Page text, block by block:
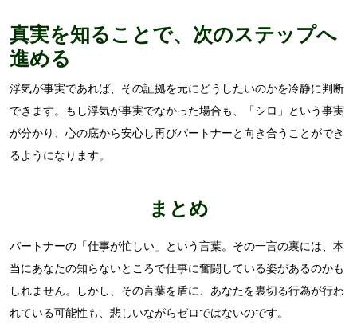
真実を知ることで、次のステップへ
進める
浮気が事実であれば、その証拠を元にどうしたいのかを冷静に判断
できます。もし浮気が事実でなかった場合も、「シロ」という事実
が分かり、心の底から安心し再びパートナーと向き合うことができ
るようになります。
まとめ
パートナーの「仕事が忙しい」という言葉。その一言の裏には、本
当にあなたの知らないところで仕事に奮闘している姿があるのかも
しれません。しかし、その言葉を盾に、あなたを裏切る行為が行わ
れている可能性も、悲しいながらゼロではないのです。